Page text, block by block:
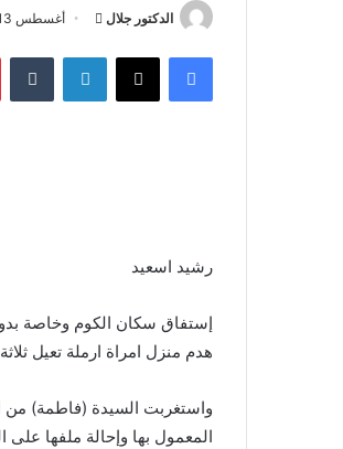
الدكتور جلال
أرسل
إلكترونيا
أغسطس 13, 2018
فيسبوك X لينكدإن
رشيد اسعيد
إستفاق سكان الكوم وخاصة
هدم منزل امراة ارملة تعيل
واستغربت السيدة (فاطمة) من
المعمول بها وإحالة ملفها